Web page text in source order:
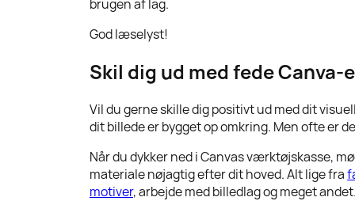
brugen af lag.
God læselyst!
Skil dig ud med fede Canva-
Vil du gerne skille dig positivt ud med dit
dit billede er bygget op omkring. Men ofte er
Når du dykker ned i Canvas værktøjskasse,
materiale nøjagtig efter dit hoved. Alt lige fra
motiver, arbejde med billedlag og meget